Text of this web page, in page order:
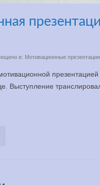
в: Мотивационные презентации
презентацией
Выступление